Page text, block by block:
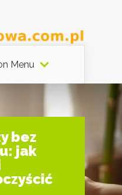
Menu
bez
jak